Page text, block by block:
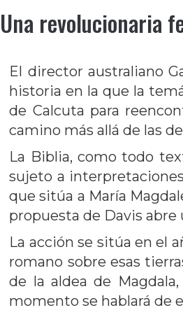
Una revolucionaria
El director australiano
historia en la que la
de Calcuta para
camino más allá de las
La Biblia, como todo
sujeto a
que sitúa a María
propuesta de Davis abre
La acción se sitúa en el
romano sobre esas
de la aldea de
momento se hablará de